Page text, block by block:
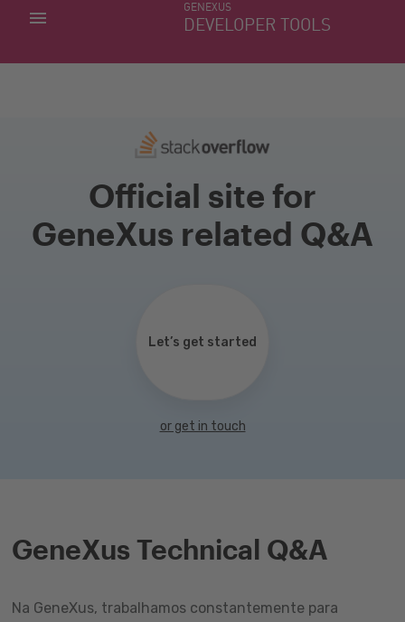
GENEXUS
DEVELOPER TOOLS
MINHAS APLICACÕES
Official site for
GeneXus related Q&A
Let’s get started
or get in touch
GeneXus Technical Q&A
Na GeneXus, trabalhamos constantemente para